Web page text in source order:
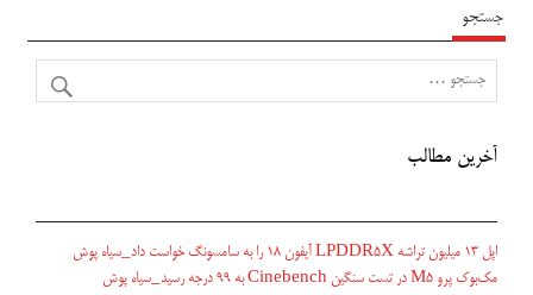
جستجو
آخرین مطالب
اپل ۱۳ میلیون تراشه LPDDR5X آیفون ۱۸ را به سامسونگ خواست داد_سیاه پوش
مک‌بوک پرو M5 در تست سنگین Cinebench به ۹۹ درجه رسید_سیاه پوش